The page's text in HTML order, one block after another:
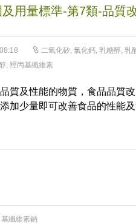
用量標準-第7類-品質
二氧化矽, 氯化鈣, 乳糖醇, 乳
, 羥丙基纖維素
質及性能的物質，食品品質
加少量即可改善食品的性能
纖維素鈉